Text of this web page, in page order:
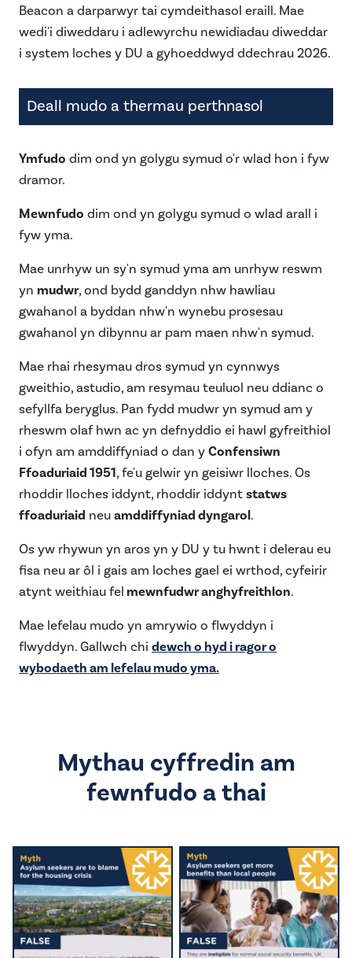
Beacon a darparwyr tai cymdeithasol eraill. Mae
wedi'i diweddaru i adlewyrchu newidiadau diweddar
i system loches y DU a gyhoeddwyd ddechrau 2026.
Deall mudo a thermau perthnasol
Ymfudo dim ond yn golygu symud o'r wlad hon i fyw
dramor.
Mewnfudo dim ond yn golygu symud o wlad arall i
fyw yma.
Mae unrhyw un sy'n symud yma am unrhyw reswm
yn mudwr, ond bydd ganddyn nhw hawliau
gwahanol a byddan nhw'n wynebu prosesau
gwahanol yn dibynnu ar pam maen nhw'n symud.
Mae rhai rhesymau dros symud yn cynnwys
gweithio, astudio, am resymau teuluol neu ddianc o
sefyllfa beryglus. Pan fydd mudwr yn symud am y
rheswm olaf hwn ac yn defnyddio ei hawl gyfreithiol
i ofyn am amddiffyniad o dan yConfensiwn
Ffoaduriaid 1951, fe'u gelwir yn geisiwr lloches. Os
rhoddir lloches iddynt, rhoddir iddyntstatws
ffoaduriaid neuamddiffyniad dyngarol.
Os yw rhywun yn aros yn y DU y tu hwnt i delerau eu
fisa neu ar ôl i gais am loches gael ei wrthod, cyfeirir
atynt weithiau fel mewnfudwr anghyfreithlon.
Mae lefelau mudo yn amrywio o flwyddyn i
flwyddyn. Gallwch chi dewch o hyd i ragor o
wybodaeth am lefelau mudo yma.
Mythau cyffredin am
fewnfudo a thai